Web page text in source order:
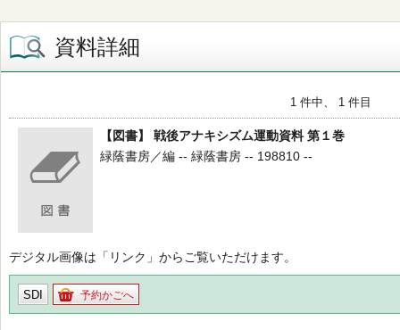
資料詳細
1 件中、 1 件目
【図書】 戦後アナキシズム運動資料 第１巻
緑蔭書房／編 -- 緑蔭書房 -- 198810 --
デジタル画像は「リンク」からご覧いただけます。
SDI 予約かごへ